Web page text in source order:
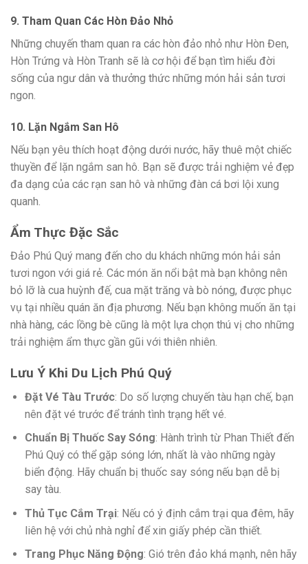
9. Tham Quan Các Hòn Đảo Nhỏ
Những chuyến tham quan ra các hòn đảo nhỏ như Hòn Đen,
Hòn Trứng và Hòn Tranh sẽ là cơ hội để bạn tìm hiểu đời
sống của ngư dân và thưởng thức những món hải sản tươi
ngon.
10. Lặn Ngắm San Hô
Nếu bạn yêu thích hoạt động dưới nước, hãy thuê một chiếc
thuyền để lặn ngắm san hô. Bạn sẽ được trải nghiệm vẻ đẹp
đa dạng của các rạn san hô và những đàn cá bơi lội xung
quanh.
Ẩm Thực Đặc Sắc
Đảo Phú Quý mang đến cho du khách những món hải sản
tươi ngon với giá rẻ. Các món ăn nổi bật mà bạn không nên
bỏ lỡ là cua huỳnh đế, cua mặt trăng và bò nóng, được phục
vụ tại nhiều quán ăn địa phương. Nếu bạn không muốn ăn tại
nhà hàng, các lồng bè cũng là một lựa chọn thú vị cho những
trải nghiệm ẩm thực gần gũi với thiên nhiên.
Lưu Ý Khi Du Lịch Phú Quý
Đặt Vé Tàu Trước: Do số lượng chuyến tàu hạn chế, bạn
nên đặt vé trước để tránh tình trạng hết vé.
Chuẩn Bị Thuốc Say Sóng: Hành trình từ Phan Thiết đến
Phú Quý có thể gặp sóng lớn, nhất là vào những ngày
biển động. Hãy chuẩn bị thuốc say sóng nếu bạn dễ bị
say tàu.
Thủ Tục Cắm Trại: Nếu có ý định cắm trại qua đêm, hãy
liên hệ với chủ nhà nghỉ để xin giấy phép cần thiết.
Trang Phục Năng Động: Gió trên đảo khá mạnh, nên hãy